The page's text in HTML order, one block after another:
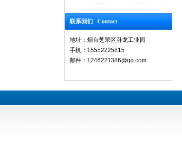
联系我们 Contact
地址：烟台芝罘区卧龙工业园
手机：15552225815
邮件：1246221386@qq.com